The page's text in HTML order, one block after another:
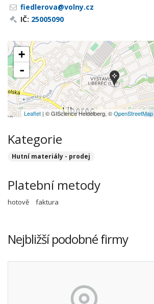
fiedlerova@volny.cz
IČ: 25005090
+
-
Leaflet| © GIScience Heidelberg, ©OpenStreetMap
Kategorie
Hutní materiály - prodej
Platební metody
hotově faktura
Nejbližší podobné firmy